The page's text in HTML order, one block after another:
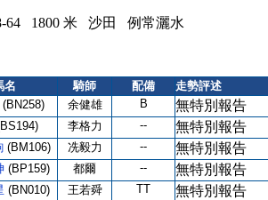
64 1800 米 沙田 例常灑水
名 騎師 配備
走勢評述
(BN258) 余健雄 B 無特別報告
李格力 -- 無特別報告
(BM106) 冼毅力 -- 無特別報告
(BP159) 都爾 -- 無特別報告
(BN010) 王若舜 TT 無特別報告